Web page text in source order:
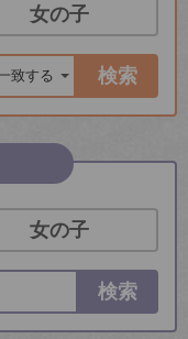
女の子
検索
女の子
検索